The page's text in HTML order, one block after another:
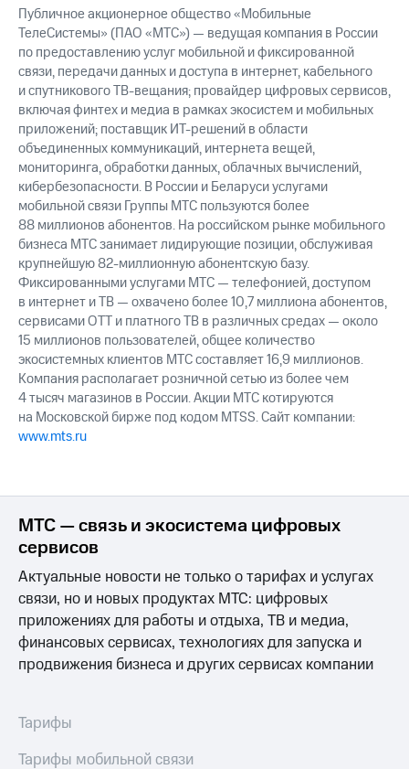
Публичное акционерное общество «Мобильные
ТелеСистемы» (ПАО «МТС») — ведущая компания в России
по предоставлению услуг мобильной и фиксированной
связи, передачи данных и доступа в интернет, кабельного
и спутникового ТВ-вещания; провайдер цифровых сервисов,
включая финтех и медиа в рамках экосистем и мобильных
приложений; поставщик ИТ-решений в области
объединенных коммуникаций, интернета вещей,
мониторинга, обработки данных, облачных вычислений,
кибербезопасности. В России и Беларуси услугами
мобильной связи Группы МТС пользуются более
88 миллионов абонентов. На российском рынке мобильного
бизнеса МТС занимает лидирующие позиции, обслуживая
крупнейшую 82-миллионную абонентскую базу.
Фиксированными услугами МТС — телефонией, доступом
в интернет и ТВ — охвачено более 10,7 миллиона абонентов,
сервисами OTT и платного ТВ в различных средах — около
15 миллионов пользователей, общее количество
экосистемных клиентов МТС составляет 16,9 миллионов.
Компания располагает розничной сетью из более чем
4 тысяч магазинов в России. Акции МТС котируются
на Московской бирже под кодом MTSS. Сайт компании:
www.mts.ru
МТС — связь и экосистема цифровых
сервисов
Актуальные новости не только о тарифах и услугах
связи, но и новых продуктах МТС: цифровых
приложениях для работы и отдыха, ТВ и медиа,
финансовых сервисах, технологиях для запуска и
продвижения бизнеса и других сервисах компании
Тарифы
Тарифы мобильной связи